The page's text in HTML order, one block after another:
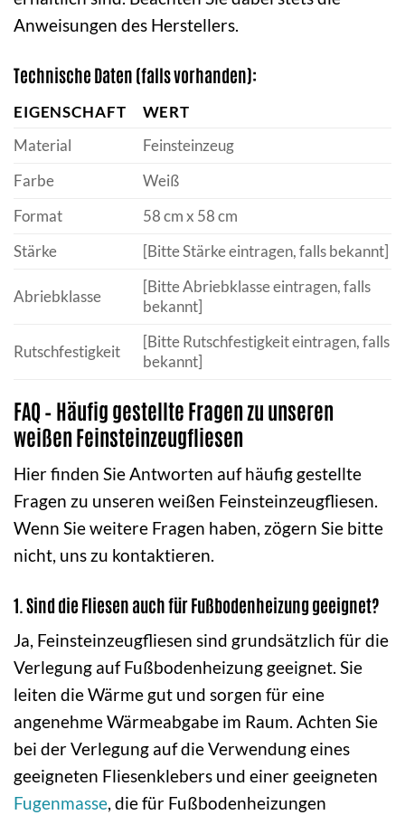
Anweisungen des Herstellers.
Technische Daten (falls vorhanden):
EIGENSCHAFT
WERT
Material
Feinsteinzeug
Farbe
Weiß
Format
58 cm x 58 cm
Stärke
[Bitte Stärke eintragen, falls bekannt]
Abriebklasse
[Bitte Abriebklasse eintragen, falls
bekannt]
Rutschfestigkeit
[Bitte Rutschfestigkeit eintragen, falls
bekannt]
FAQ – Häufig gestellte Fragen zu unseren
weißen Feinsteinzeugfliesen
Hier finden Sie Antworten auf häufig gestellte
Fragen zu unseren weißen Feinsteinzeugfliesen.
Wenn Sie weitere Fragen haben, zögern Sie bitte
nicht, uns zu kontaktieren.
1. Sind die Fliesen auch für Fußbodenheizung geeignet?
Ja, Feinsteinzeugfliesen sind grundsätzlich für die
Verlegung auf Fußbodenheizung geeignet. Sie
leiten die Wärme gut und sorgen für eine
angenehme Wärmeabgabe im Raum. Achten Sie
bei der Verlegung auf die Verwendung eines
geeigneten Fliesenklebers und einer geeigneten
Fugenmasse, die für Fußbodenheizungen